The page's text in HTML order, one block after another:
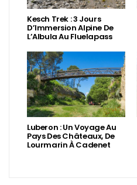
Kesch Trek : 3 Jours
D’Immersion Alpine De
L’Albula Au Fluelapass
Luberon : Un Voyage Au
Pays Des Châteaux, De
Lourmarin À Cadenet